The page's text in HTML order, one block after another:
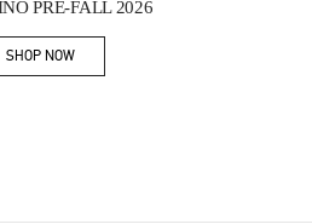
PRE-FALL 2026
SHOP NOWLink Opens in New Tab